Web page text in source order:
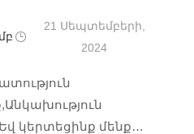
21 Սեպտեմբերի,
2024
կերտեցինք մենք